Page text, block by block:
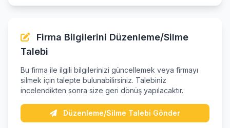
Firma Bilgilerini Düzenleme/Silme
Talebi
Bu firma ile ilgili bilgilerinizi güncellemek veya firmayı
silmek için talepte bulunabilirsiniz. Talebiniz
incelendikten sonra size geri dönüş yapılacaktır.
Düzenleme/Silme Talebi Gönder